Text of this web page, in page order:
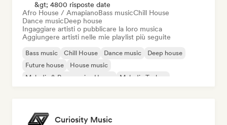
&gt; 4800 risposte date
Afro House / AmapianoBass musicChill House
Dance musicDeep house
Ingaggiare artisti o pubblicare la loro musica
Aggiungere artisti nelle mie playlist più seguite
Bass music Chill House Dance music
Deep house
Future house
House music
Melodic & Progressive House
Melodic Techno
Curiosity Music